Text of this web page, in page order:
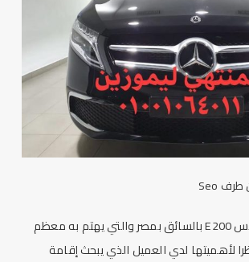
طرف Seo
تاجير سيارات مرسيدس E200 بالسائق بمصر والتي يهتم به معظم
لأهميتها لدي العميل الذي يبحث إقامة